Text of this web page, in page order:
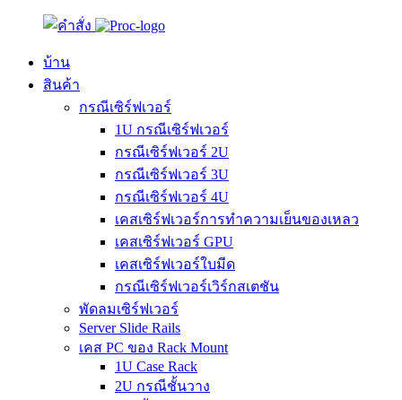
บ้าน
สินค้า
กรณีเซิร์ฟเวอร์
1U กรณีเซิร์ฟเวอร์
กรณีเซิร์ฟเวอร์ 2U
กรณีเซิร์ฟเวอร์ 3U
กรณีเซิร์ฟเวอร์ 4U
เคสเซิร์ฟเวอร์การทำความเย็นของเหลว
เคสเซิร์ฟเวอร์ GPU
เคสเซิร์ฟเวอร์ใบมีด
กรณีเซิร์ฟเวอร์เวิร์กสเตชัน
พัดลมเซิร์ฟเวอร์
Server Slide Rails
เคส PC ของ Rack Mount
1U Case Rack
2U กรณีชั้นวาง